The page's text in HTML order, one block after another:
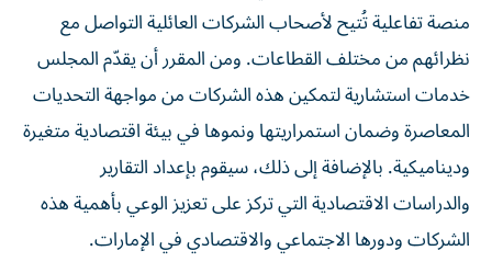
منصة تفاعلية تُتيح لأصحاب الشركات العائلية التواصل مع
نظرائهم من مختلف القطاعات. ومن المقرر أن يقدّم المجلس
خدمات استشارية لتمكين هذه الشركات من مواجهة التحديات
المعاصرة وضمان استمراريتها ونموها في بيئة اقتصادية متغيرة
وديناميكية. بالإضافة إلى ذلك، سيقوم بإعداد التقارير
والدراسات الاقتصادية التي تركز على تعزيز الوعي بأهمية هذه
الشركات ودورها الاجتماعي والاقتصادي في الإمارات.